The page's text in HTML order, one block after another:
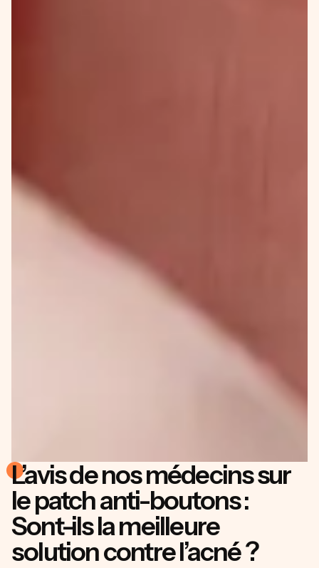
L’avis de nos médecins sur
le patch anti-boutons :
Sont-ils la meilleure
solution contre l’acné ?